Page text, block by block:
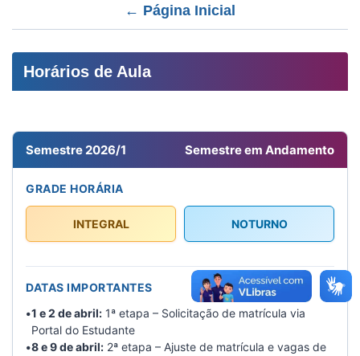
← Página Inicial
Horários de Aula
Semestre 2026/1 Semestre em Andamento
GRADE HORÁRIA
INTEGRAL NOTURNO
DATAS IMPORTANTES
•1 e 2 de abril: 1ª etapa – Solicitação de matrícula via
Portal do Estudante
•8 e 9 de abril: 2ª etapa – Ajuste de matrícula e vagas de